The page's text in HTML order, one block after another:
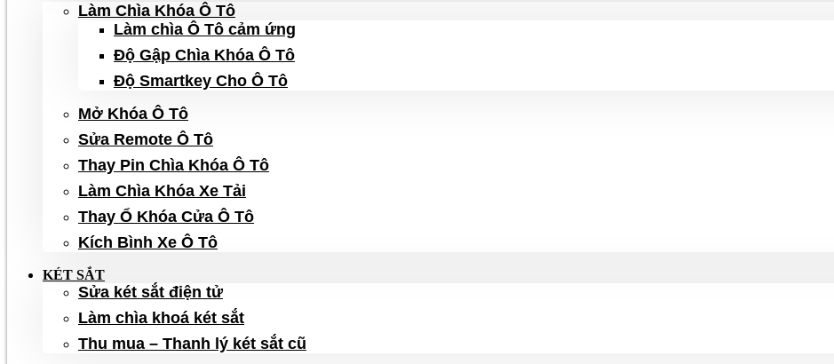
Làm Chìa Khóa Ô Tô
Làm chìa Ô Tô cảm ứng
Độ Gập Chìa Khóa Ô Tô
Độ Smartkey Cho Ô Tô
Mở Khóa Ô Tô
Sửa Remote Ô Tô
Thay Pin Chìa Khóa Ô Tô
Làm Chìa Khóa Xe Tải
Thay Ổ Khóa Cửa Ô Tô
Kích Bình Xe Ô Tô
KÉT SẮT
Sửa két sắt điện tử
Làm chìa khoá két sắt
Thu mua – Thanh lý két sắt cũ